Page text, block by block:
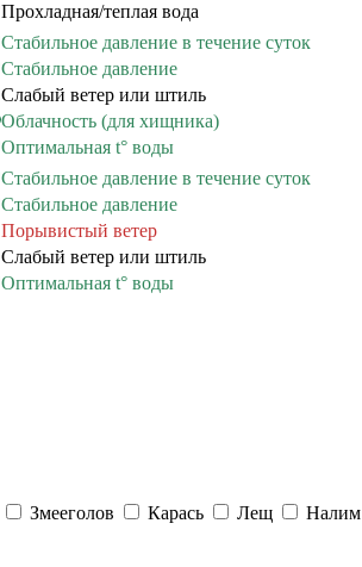
Прохладная/теплая вода
Стабильное давление в течение суток
Стабильное давление
Слабый ветер или штиль
Облачность (для хищника)
Оптимальная t° воды
Стабильное давление в течение суток
Стабильное давление
Порывистый ветер
Слабый ветер или штиль
Оптимальная t° воды
Змееголов Карась Лещ Налим